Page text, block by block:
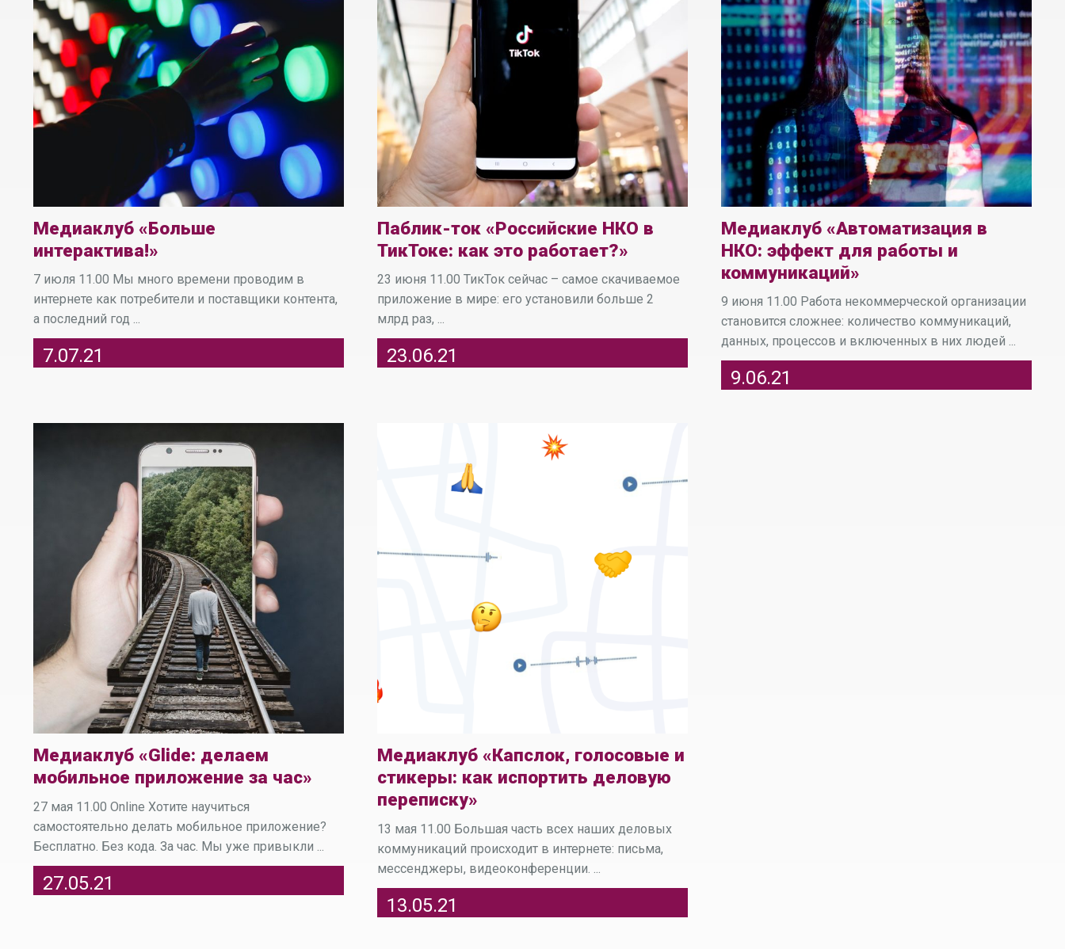
Медиаклуб «Больше
интерактива!»
7 июля 11.00 Мы много времени проводим в
интернете как потребители и поставщики контента,
а последний год ...
7.07.21
Паблик-ток «Российские НКО в
ТикТоке: как это работает?»
23 июня 11.00 ТикТок сейчас – самое скачиваемое
приложение в мире: его установили больше 2
млрд раз, ...
23.06.21
Медиаклуб «Автоматизация в
НКО: эффект для работы и
коммуникаций»
9 июня 11.00 Работа некоммерческой организации
становится сложнее: количество коммуникаций,
данных, процессов и включенных в них людей ...
9.06.21
Медиаклуб «Glide: делаем
мобильное приложение за час»
27 мая 11.00 Online Хотите научиться
самостоятельно делать мобильное приложение?
Бесплатно. Без кода. За час. Мы уже привыкли ...
27.05.21
Медиаклуб «Капслок, голосовые и
стикеры: как испортить деловую
переписку»
13 мая 11.00 Большая часть всех наших деловых
коммуникаций происходит в интернете: письма,
мессенджеры, видеоконференции. ...
13.05.21